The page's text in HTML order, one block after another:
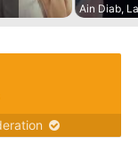
Ain Diab,